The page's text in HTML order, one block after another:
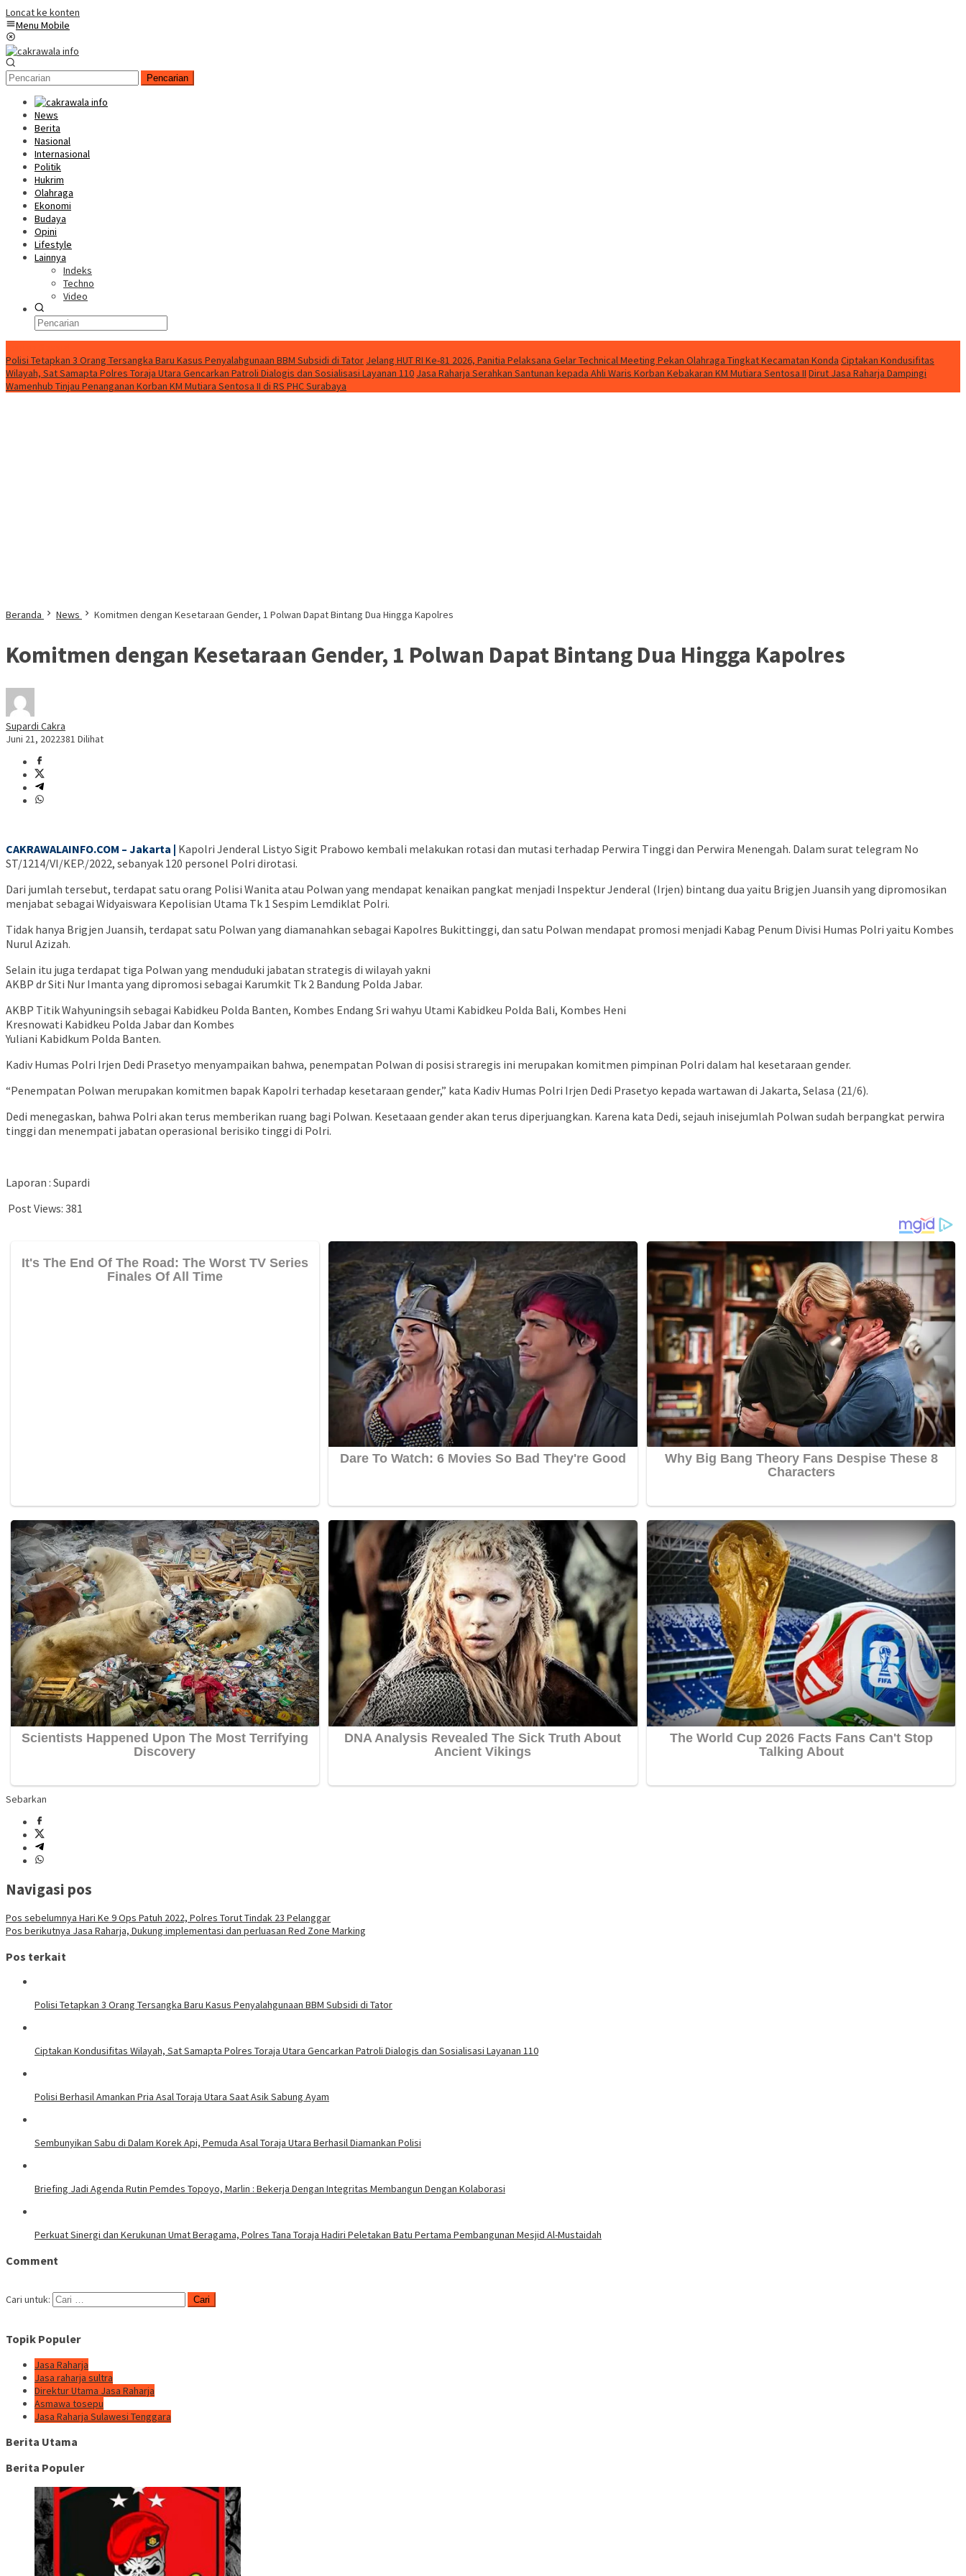
Loncat ke konten
Menu Mobile
Pencarian
News
Berita
Nasional
Internasional
Politik
Hukrim
Olahraga
Ekonomi
Budaya
Opini
Lifestyle
Lainnya
Indeks
Techno
Video
Polisi Tetapkan 3 Orang Tersangka Baru Kasus Penyalahgunaan BBM Subsidi di Tator Jelang HUT RI Ke-81 2026, Panitia Pelaksana Gelar Technical Meeting Pekan Olahraga Tingkat Kecamatan Konda Ciptakan Kondusifitas
Wilayah, Sat Samapta Polres Toraja Utara Gencarkan Patroli Dialogis dan Sosialisasi Layanan 110 Jasa Raharja Serahkan Santunan kepada Ahli Waris Korban Kebakaran KM Mutiara Sentosa II Dirut Jasa Raharja Dampingi
Wamenhub Tinjau Penanganan Korban KM Mutiara Sentosa II di RS PHC Surabaya
Beranda News Komitmen dengan Kesetaraan Gender, 1 Polwan Dapat Bintang Dua Hingga Kapolres
Komitmen dengan Kesetaraan Gender, 1 Polwan Dapat Bintang Dua Hingga Kapolres
Supardi Cakra
Juni 21, 2022381 Dilihat
CAKRAWALAINFO.COM – Jakarta | Kapolri Jenderal Listyo Sigit Prabowo kembali melakukan rotasi dan mutasi terhadap Perwira Tinggi dan Perwira Menengah. Dalam surat telegram No
ST/1214/VI/KEP./2022, sebanyak 120 personel Polri dirotasi.
Dari jumlah tersebut, terdapat satu orang Polisi Wanita atau Polwan yang mendapat kenaikan pangkat menjadi Inspektur Jenderal (Irjen) bintang dua yaitu Brigjen Juansih yang dipromosikan
menjabat sebagai Widyaiswara Kepolisian Utama Tk 1 Sespim Lemdiklat Polri.
Tidak hanya Brigjen Juansih, terdapat satu Polwan yang diamanahkan sebagai Kapolres Bukittinggi, dan satu Polwan mendapat promosi menjadi Kabag Penum Divisi Humas Polri yaitu Kombes
Nurul Azizah.
Selain itu juga terdapat tiga Polwan yang menduduki jabatan strategis di wilayah yakni
AKBP dr Siti Nur Imanta yang dipromosi sebagai Karumkit Tk 2 Bandung Polda Jabar.
AKBP Titik Wahyuningsih sebagai Kabidkeu Polda Banten, Kombes Endang Sri wahyu Utami Kabidkeu Polda Bali, Kombes Heni
Kresnowati Kabidkeu Polda Jabar dan Kombes
Yuliani Kabidkum Polda Banten.
Kadiv Humas Polri Irjen Dedi Prasetyo menyampaikan bahwa, penempatan Polwan di posisi straregis ini merupakan komitmen pimpinan Polri dalam hal kesetaraan gender.
“Penempatan Polwan merupakan komitmen bapak Kapolri terhadap kesetaraan gender,” kata Kadiv Humas Polri Irjen Dedi Prasetyo kepada wartawan di Jakarta, Selasa (21/6).
Dedi menegaskan, bahwa Polri akan terus memberikan ruang bagi Polwan. Kesetaaan gender akan terus diperjuangkan. Karena kata Dedi, sejauh inisejumlah Polwan sudah berpangkat perwira
tinggi dan menempati jabatan operasional berisiko tinggi di Polri.
Laporan : Supardi
Post Views: 381
Sebarkan
Navigasi pos
Pos sebelumnya Hari Ke 9 Ops Patuh 2022, Polres Torut Tindak 23 Pelanggar
Pos berikutnya Jasa Raharja, Dukung implementasi dan perluasan Red Zone Marking
Pos terkait
Polisi Tetapkan 3 Orang Tersangka Baru Kasus Penyalahgunaan BBM Subsidi di Tator
Ciptakan Kondusifitas Wilayah, Sat Samapta Polres Toraja Utara Gencarkan Patroli Dialogis dan Sosialisasi Layanan 110
Polisi Berhasil Amankan Pria Asal Toraja Utara Saat Asik Sabung Ayam
Sembunyikan Sabu di Dalam Korek Api, Pemuda Asal Toraja Utara Berhasil Diamankan Polisi
Briefing Jadi Agenda Rutin Pemdes Topoyo, Marlin : Bekerja Dengan Integritas Membangun Dengan Kolaborasi
Perkuat Sinergi dan Kerukunan Umat Beragama, Polres Tana Toraja Hadiri Peletakan Batu Pertama Pembangunan Mesjid Al-Mustaidah
Comment
Cari untuk:
Topik Populer
Jasa Raharja
Jasa raharja sultra
Direktur Utama Jasa Raharja
Asmawa tosepu
Jasa Raharja Sulawesi Tenggara
Berita Utama
Berita Populer